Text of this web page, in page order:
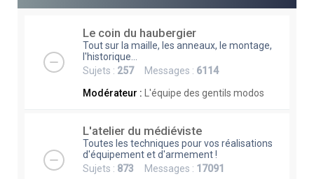
Le coin du haubergier
Tout sur la maille, les anneaux, le montage,
l'historique...
Sujets : 257Messages : 6114
Modérateur :
L'équipe des gentils modos
L'atelier du médiéviste
Toutes les techniques pour vos réalisations
d'équipement et d'armement !
Sujets : 873 Messages : 17091